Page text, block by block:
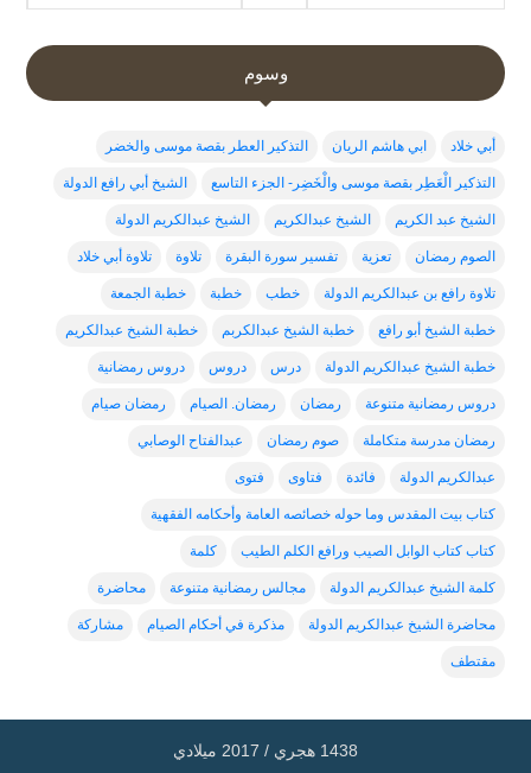
وسوم
أبي خلاد ابي هاشم الريان التذكير العطر بقصة موسى والخضر
التذكير الْعَطِر بقصة موسى والْخَضِر- الجزء التاسع الشيخ أبي رافع الدولة
الشيخ عبد الكريم الشيخ عبدالكريم الشيخ عبدالكريم الدولة
الصوم رمضان تعزية تفسير سورة البقرة تلاوة تلاوة أبي خلاد
تلاوة رافع بن عبدالكريم الدولة خطب خطبة خطبة الجمعة
خطبة الشيخ أبو رافع خطبة الشيخ عبدالكربم خطبة الشيخ عبدالكريم
خطبة الشيخ عبدالكريم الدولة درس دروس دروس رمضانية
دروس رمضانية متنوعة رمضان رمضان. الصيام رمضان صيام
رمضان مدرسة متكاملة صوم رمضان عبدالفتاح الوصابي
عبدالكريم الدولة فائدة فتاوى فتوى
كتاب بيت المقدس وما حوله خصائصه العامة وأحكامه الفقهية
كتاب كتاب الوابل الصيب ورافع الكلم الطيب كلمة
كلمة الشيخ عبدالكريم الدولة مجالس رمضانية متنوعة محاضرة
محاضرة الشيخ عبدالكريم الدولة مذكرة في أحكام الصيام مشاركة
مقتطف
1438 هجري / 2017 ميلادي